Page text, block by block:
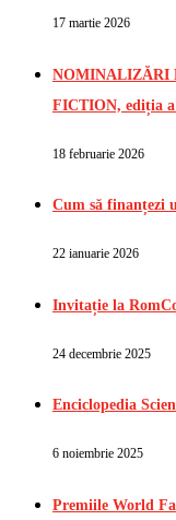
17 martie 2026
NOMINALIZĂRI
FICTION, ediția a
18 februarie 2026
Cum să finanțezi
22 ianuarie 2026
Invitație la
24 decembrie 2025
Enciclopedia
6 noiembrie 2025
Premiile World